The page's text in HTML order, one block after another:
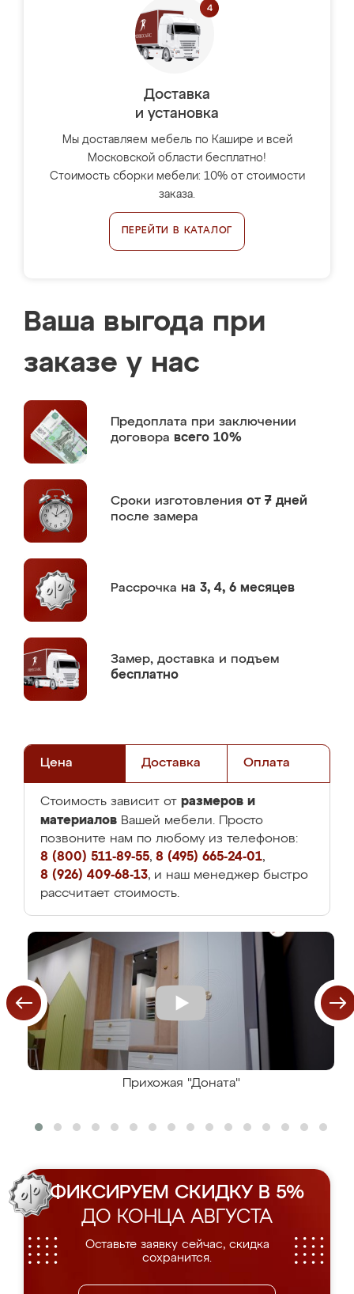
Доставка
и установка
Мы доставляем мебель по Кашире и всей
Московской области бесплатно!
Стоимость сборки мебели: 10% от стоимости
заказа.
ПЕРЕЙТИ В КАТАЛОГ
Ваша выгода при
заказе у нас
Предоплата при заключении
договора всего 10%
Сроки изготовления от 7 дней
после замера
Рассрочка на 3, 4, 6 месяцев
Замер, доставка и подъем
бесплатно
Цена Доставка Оплата
Стоимость зависит от размеров и
материалов Вашей мебели. Просто
позвоните нам по любому из телефонов:
8 (800) 511-89-55, 8 (495) 665-24-01,
8 (926) 409-68-13, и наш менеджер быстро
рассчитает стоимость.
Прихожая "Доната"
ФИКСИРУЕМ СКИДКУ В 5%
ДО КОНЦА АВГУСТА
Оставьте заявку сейчас, скидка
сохранится.